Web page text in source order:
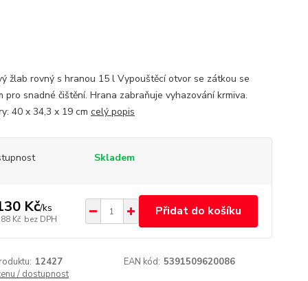
žlab rovný s hranou 15 l Vypouštěcí otvor se zátkou se
pro snadné čištění. Hrana zabraňuje vyhazování krmiva.
40 x 34,3 x 19 cm celý popis
Skladem
Kč/ks
Kč bez DPH
Přidat do košíku
12427 EAN kód: 5391509620086
/ dostupnost